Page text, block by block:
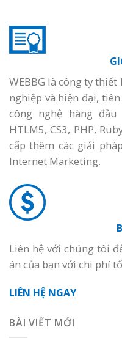
WEBBG là công ty
nghiệp và hiện đại,
công nghệ hàng
HTLM5, CS3, PHP,
cấp thêm các giải
Internet Marketing.
Liên hệ với chúng tôi
án của bạn với chi phí
LIÊN HỆ NGAY
BÀI VIẾT MỚI